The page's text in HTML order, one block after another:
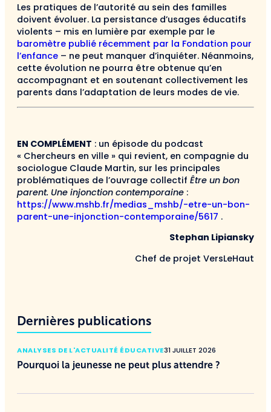
Les pratiques de l’autorité au sein des familles
doivent évoluer. La persistance d’usages éducatifs
violents – mis en lumière par exemple par le
baromètre publié récemment par la Fondation pour
l’enfance – ne peut manquer d’inquiéter. Néanmoins,
cette évolution ne pourra être obtenue qu’en
accompagnant et en soutenant collectivement les
parents dans l’adaptation de leurs modes de vie.
EN COMPLÉMENT : un épisode du podcast
« Chercheurs en ville » qui revient, en compagnie du
sociologue Claude Martin, sur les principales
problématiques de l’ouvrage collectif Être un bon
parent. Une injonction contemporaine :
https://www.mshb.fr/medias_mshb/-etre-un-bon-
parent-une-injonction-contemporaine/5617 .
Stephan Lipiansky
Chef de projet VersLeHaut
Dernières publications
ANALYSES DE L'ACTUALITÉ ÉDUCATIVE31 JUILLET 2026
Pourquoi la jeunesse ne peut plus attendre ?